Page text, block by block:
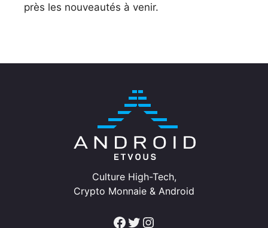
près les nouveautés à venir.
Culture High-Tech,
Crypto Monnaie & Android
Facebook Twitter Instagram